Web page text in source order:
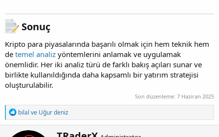
Sonuç​
Kripto para piyasalarında başarılı olmak için hem teknik hem
de temel analiz yöntemlerini anlamak ve uygulamak
önemlidir. Her iki analiz türü de farklı bakış açıları sunar ve
birlikte kullanıldığında daha kapsamlı bir yatırım stratejisi
oluşturulabilir.
Son düzenleme: 7 Haziran 2025
T
e
p
k
bilal ve Uğur deniz
Y